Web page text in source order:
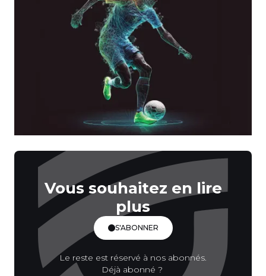
Vous souhaitez en lire
plus
S'ABONNER
Le reste est réservé à nos abonnés.
Déjà abonné ?